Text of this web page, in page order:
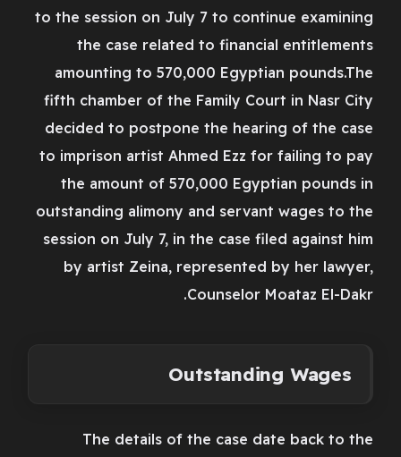
to the session on July 7 to continue examining
the case related to financial entitlements
amounting to 570,000 Egyptian pounds.The
fifth chamber of the Family Court in Nasr City
decided to postpone the hearing of the case
to imprison artist Ahmed Ezz for failing to pay
the amount of 570,000 Egyptian pounds in
outstanding alimony and servant wages to the
session on July 7, in the case filed against him
by artist Zeina, represented by her lawyer,
Counselor Moataz El-Dakr.
Outstanding Wages
The details of the case date back to the